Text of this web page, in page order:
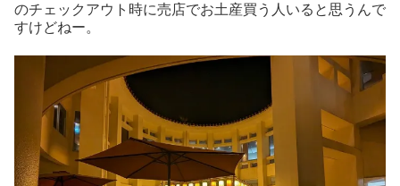
のチェックアウト時に売店でお土産買う人いると思うんで
すけどねー。